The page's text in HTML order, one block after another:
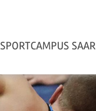
SPORTCAMPUS SAAR